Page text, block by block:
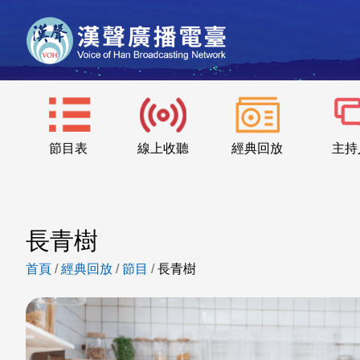
節目表 線上收聽 經典回放 主
長青樹
首頁 /經典回放 /節目 /長青樹